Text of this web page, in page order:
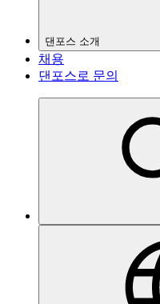
댄포스 소개
채용
댄포스로 문의